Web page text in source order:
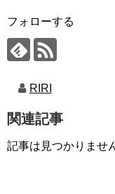
フォローする
RIRI
関連記事
記事は見つかりませ